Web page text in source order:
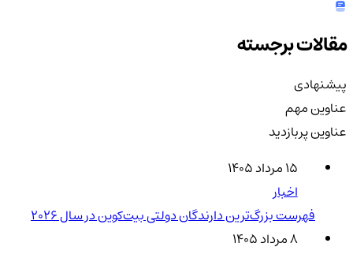
مقالات برجسته
پیشنهادی
عناوین مهم
عناوین پربازدید
۱۵ مرداد ۱۴۰۵
اخبار
فهرست بزرگ‌ترین دارندگان دولتی بیت‌کوین در سال 2026
۸ مرداد ۱۴۰۵